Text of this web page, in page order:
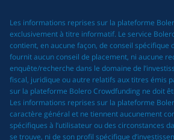
Les informations reprises sur la plateforme
exclusivement à titre informatif. Le service
contient, en aucune façon, de conseil spécifique
fournit aucun conseil de placement, ni aucune
enquête/recherche dans le domaine de
fiscal, juridique ou autre relatifs aux titres émis
sur la plateforme Bolero Crowdfunding ne doit
Les informations reprises sur la plateforme
caractère général et ne tiennent aucunement
spécifiques à l’utilisateur ou des circonstances
se trouve, ni de son profil spécifique